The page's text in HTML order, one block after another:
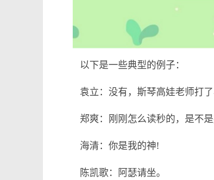
以下是一些典型的例子：
袁立：没有，斯琴高娃老师打了
郑爽：刚刚怎么读秒的，是不是
海清：你是我的神!
陈凯歌：阿瑟请坐。